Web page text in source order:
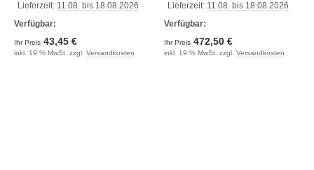
Lieferzeit: 11.08. bis 18.08.2026
Verfügbar:
Ihr Preis 43,45 €
inkl. 19 % MwSt. zzgl. Versandkosten
Lieferzeit: 11.08. bis 18.08.2026
Verfügbar:
Ihr Preis 472,50 €
inkl. 19 % MwSt. zzgl. Versandkosten